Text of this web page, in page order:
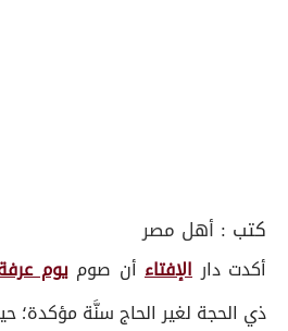
كتب : أهل مصر
أكدت دار الإفتاء أن صوميوم
ذي الحجة لغير الحاج سنَّة مؤكدة؛